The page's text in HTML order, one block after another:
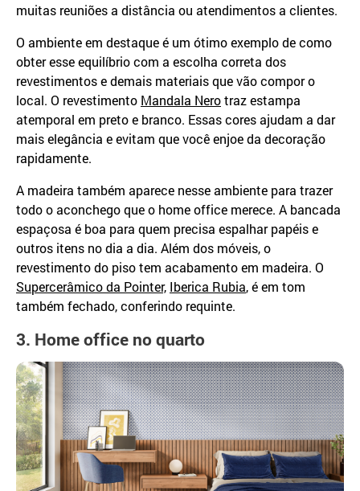
muitas reuniões a distância ou atendimentos a clientes.
O ambiente em destaque é um ótimo exemplo de como
obter esse equilíbrio com a escolha correta dos
revestimentos e demais materiais que vão compor o
local. O revestimento Mandala Nerotraz estampa
atemporal em preto e branco. Essas cores ajudam a dar
mais elegância e evitam que você enjoe da decoração
rapidamente.
A madeira também aparece nesse ambiente para trazer
todo o aconchego que o home office merece. A bancada
espaçosa é boa para quem precisa espalhar papéis e
outros itens no dia a dia. Além dos móveis, o
revestimento do piso tem acabamento em madeira. O
Supercerâmico da Pointer, Iberica Rubia, é em tom
também fechado, conferindo requinte.
3. Home office no quarto